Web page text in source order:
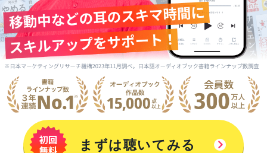
まずは聴いてみる